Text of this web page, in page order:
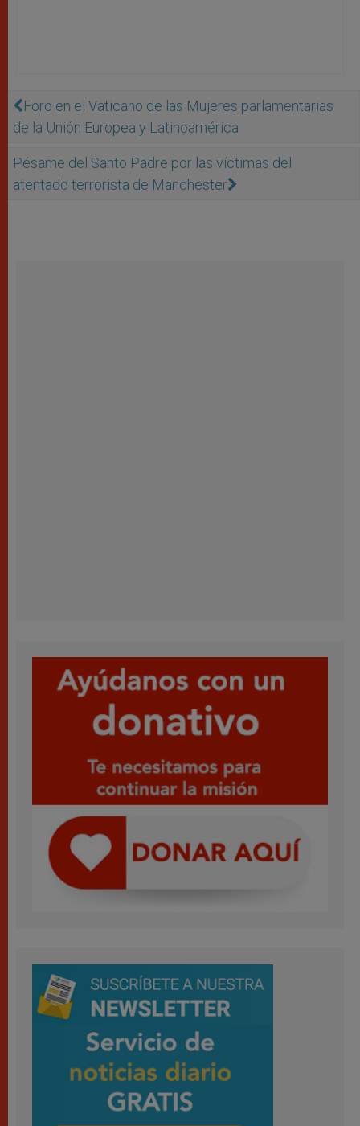
Foro en el Vaticano de las Mujeres parlamentarias
de la Unión Europea y Latinoamérica
Pésame del Santo Padre por las víctimas del
atentado terrorista de Manchester